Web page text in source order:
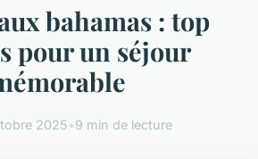
bahamas : top
pour un séjour
2025•9 min de lecture